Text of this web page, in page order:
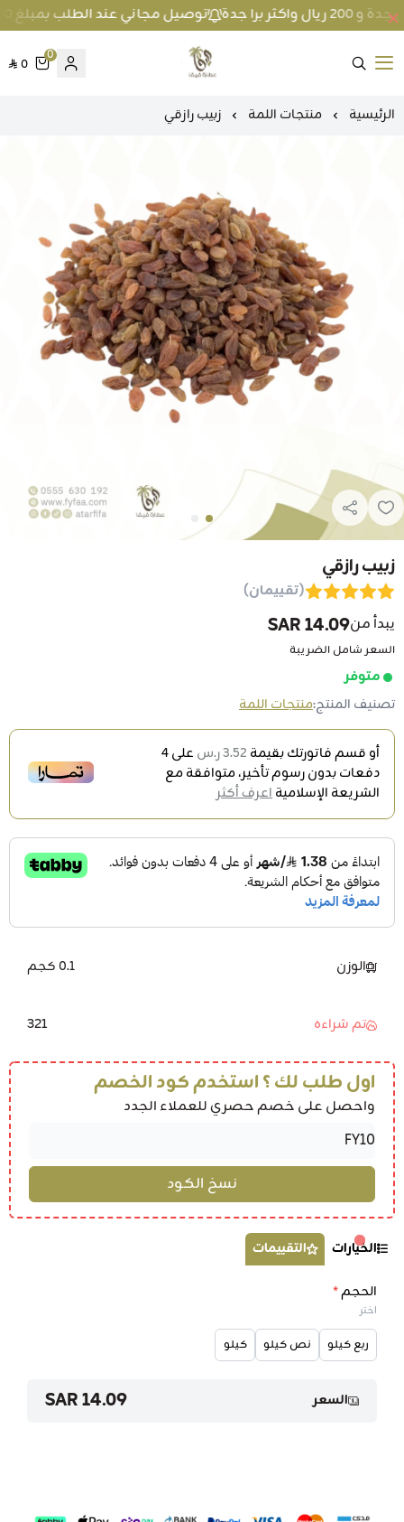
توصيل مجاني عند الطلب بمبلغ 100 ريال واكثر داخل جدة و 200 ريال واكثر برا جدة
متجر عطارة فيفا
0
0
الرئيسية منتجات اللمة زبيب رازقي
زبيب رازقي
(تقييمان)
يبدأ من14.09 SAR
السعر شامل الضريبة
متوفر
تصنيف المنتج:منتجات اللمة
أو قسم فاتورتك بقيمة 3.52 ر.س على4
دفعات بدون رسوم تأخير، متوافقة مع
الشريعة الإسلاميةاعرف أكثر
الوزن 0.1 كجم
تم شراءه 321
اول طلب لك ؟ استخدم كود الخصم
واحصل على خصم حصري للعملاء الجدد
الخيارات التقييمات
الحجم*
اختر
ربع كيلو نص كيلو كيلو
السعر 14.09 SAR